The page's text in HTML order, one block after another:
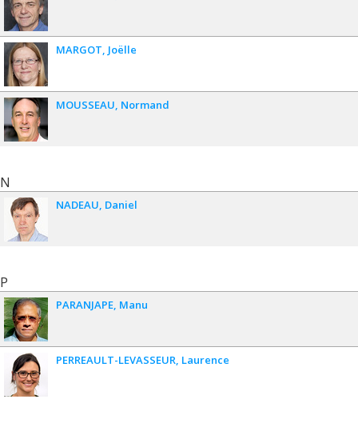
MARGOT Joëlle
MOUSSEAU Normand
N
NADEAU Daniel
P
PARANJAPE Manu
PERREAULT-LEVASSEUR Laurence